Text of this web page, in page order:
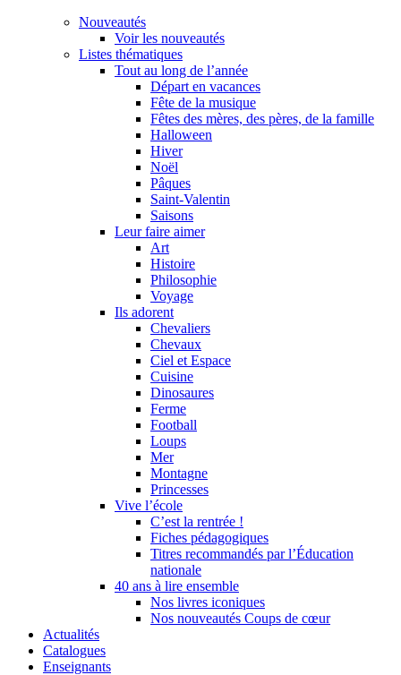
Nouveautés
Voir les nouveautés
Listes thématiques
Tout au long de l’année
Départ en vacances
Fête de la musique
Fêtes des mères, des pères, de la famille
Halloween
Hiver
Noël
Pâques
Saint-Valentin
Saisons
Leur faire aimer
Art
Histoire
Philosophie
Voyage
Ils adorent
Chevaliers
Chevaux
Ciel et Espace
Cuisine
Dinosaures
Ferme
Football
Loups
Mer
Montagne
Princesses
Vive l’école
C’est la rentrée !
Fiches pédagogiques
Titres recommandés par l’Éducation
nationale
40 ans à lire ensemble
Nos livres iconiques
Nos nouveautés Coups de cœur
Actualités
Catalogues
Enseignants